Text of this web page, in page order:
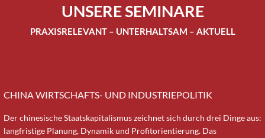
UNSERE SEMINARE
PRAXISRELEVANT – UNTERHALTSAM – AKTUELL
CHINA WIRTSCHAFTS- UND INDUSTRIEPOLITIK
Der chinesische Staatskapitalismus zeichnet sich durch drei Dinge aus:
langfristige Planung, Dynamik und Profitorientierung. Das